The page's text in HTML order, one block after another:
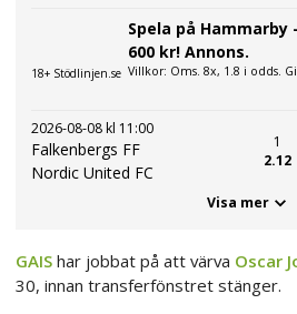
18+ Stödlinjen.se
Spela på Hammarby
600 kr! Annons.
Villkor: Oms. 8x, 1.8 i odds.
2026-08-08 kl 11:00
Falkenbergs FF
Nordic United FC
1
2.12
Visa mer
GAIS har jobbat på att värva Oscar
30, innan transferfönstret stänger.